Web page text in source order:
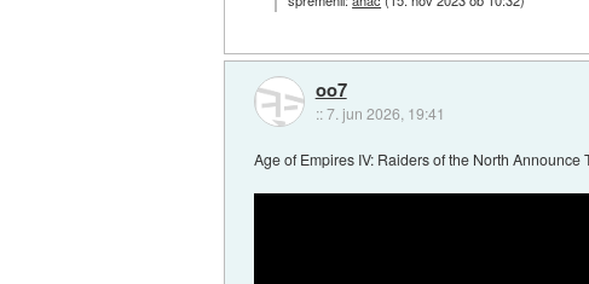
oo7
::7. jun 2026, 19:41
Age of Empires IV: Raiders of the North